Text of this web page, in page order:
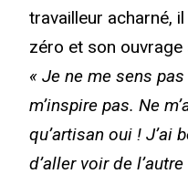
travailleur acharné,
zéro et son ouvrage
« Je ne me sens
m’inspire pas. Ne
qu’artisan oui ! J’ai
d’aller voir de